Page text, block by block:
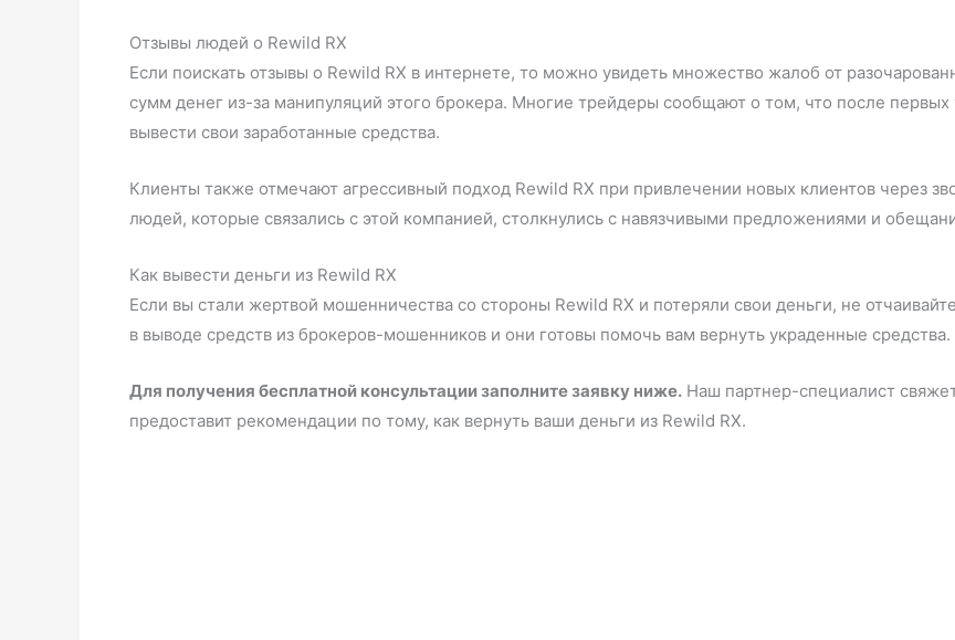
Отзывы людей о Rewild RX
Если поискать отзывы о Rewild RX в интернете, то можно увидеть множество жалоб от
сумм денег из-за манипуляций этого брокера. Многие трейдеры сообщают о том, что после
вывести свои заработанные средства.
Клиенты также отмечают агрессивный подход Rewild RX при привлечении новых клиентов через
людей, которые связались с этой компанией, столкнулись с навязчивыми предложениями и
Как вывести деньги из Rewild RX
Если вы стали жертвой мошенничества со стороны Rewild RX и потеряли свои деньги, не
в выводе средств из брокеров-мошенников и они готовы помочь вам вернуть украденные средства.
Для получения бесплатной консультации заполните заявку ниже. Наш партнер-специалист
предоставит рекомендации по тому, как вернуть ваши деньги из Rewild RX.